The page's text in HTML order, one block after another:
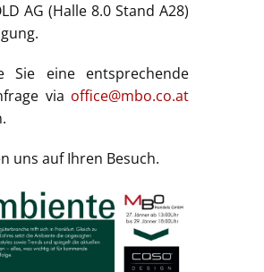
AG (Halle 8.0 Stand A28)
Sie eine entsprechende
via office@mbo.co.at
uns auf Ihren Besuch.